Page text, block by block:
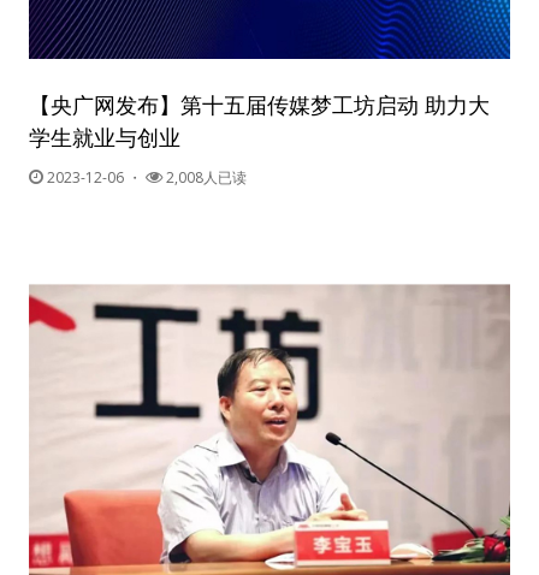
【央广网发布】第十五届传媒梦工坊启动 助力大
学生就业与创业
2023-12-06 ・ 2,008人已读